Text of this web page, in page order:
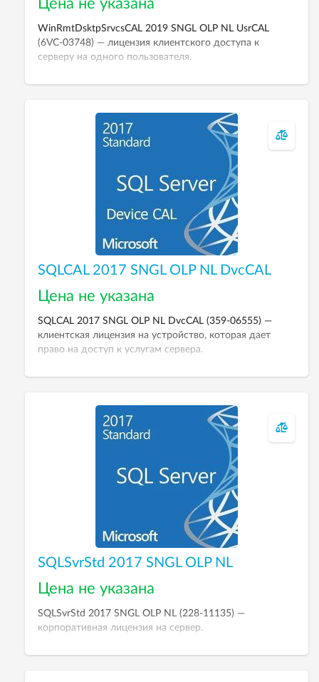
Цена не указана
WinRmtDsktpSrvcsCAL 2019 SNGL OLP NL UsrCAL
(6VC-03748) — лицензия клиентского доступа к
серверу на одного пользователя.
SQLCAL 2017 SNGL OLP NL DvcCAL
Цена не указана
SQLCAL 2017 SNGL OLP NL DvcCAL (359-06555) —
клиентская лицензия на устройство, которая дает
право на доступ к услугам сервера.
SQLSvrStd 2017 SNGL OLP NL
Цена не указана
SQLSvrStd 2017 SNGL OLP NL (228-11135) —
корпоративная лицензия на сервер.